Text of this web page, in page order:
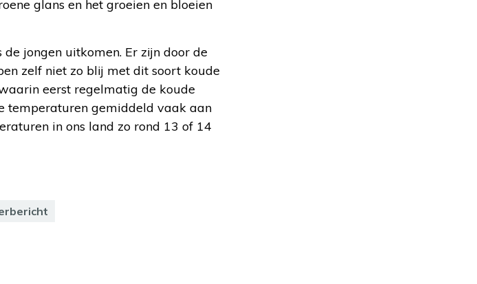
glans en het groeien en bloeien
jongen uitkomen. Er zijn door de
zelf niet zo blij met dit soort koude
eerst regelmatig de koude
temperaturen gemiddeld vaak aan
in ons land zo rond 13 of 14